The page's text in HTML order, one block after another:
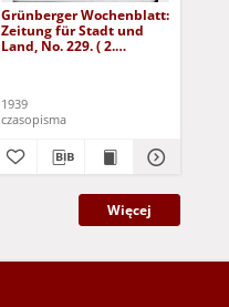
Grünberger Wochenblatt:
Zeitung für Stadt und
Land, No. 229. ( 2.
1939
czasopisma
Więcej